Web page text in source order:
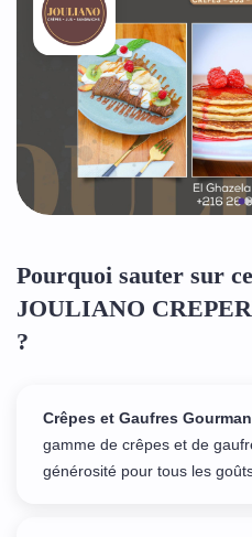
Pourquoi sauter sur
JOULIANO
?
Crêpes et Gaufres
gamme de crêpes et de
générosité pour tous les